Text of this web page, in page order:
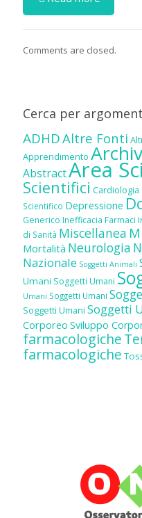
Comments are closed.
Cerca per
ADHDAltre Fonti
Apprendimento
AbstractArea
Scientifici Cardiologia
Scientifico Depressione
Generico Inefficacia Farmaci
di Sanità Miscellanea
Mortalità Neurologia
Nazionale Soggetti Animali
Umani Soggetti Umani
Umani Soggetti Umani
Soggetti Umani Soggetti
Corporeo Sviluppo
farmacologiche
farmacologiche